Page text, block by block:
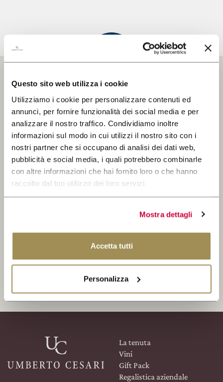
Questo sito web utilizza i cookie
Utilizziamo i cookie per personalizzare contenuti ed
annunci, per fornire funzionalità dei social media e per
analizzare il nostro traffico. Condividiamo inoltre
informazioni sul modo in cui utilizzi il nostro sito con i
nostri partner che si occupano di analisi dei dati web,
pubblicità e social media, i quali potrebbero combinarle
con altre informazioni che hai fornito loro o che hanno
raccolto dal tuo utilizzo dei loro servizi.
Mostra dettagli
Accetta tutti
Personalizza
SCOPRI
IL NOSTRO SHOP
WINE CLUB
AREA RISERVATA
CERCA
Iscriviti alla Newsletter
Resta aggiornato su tutte le nostre
novità.
Ho letto e accetto la Privacy Policy
La tenuta
Vini
Gift Pack
Regalistica aziendale